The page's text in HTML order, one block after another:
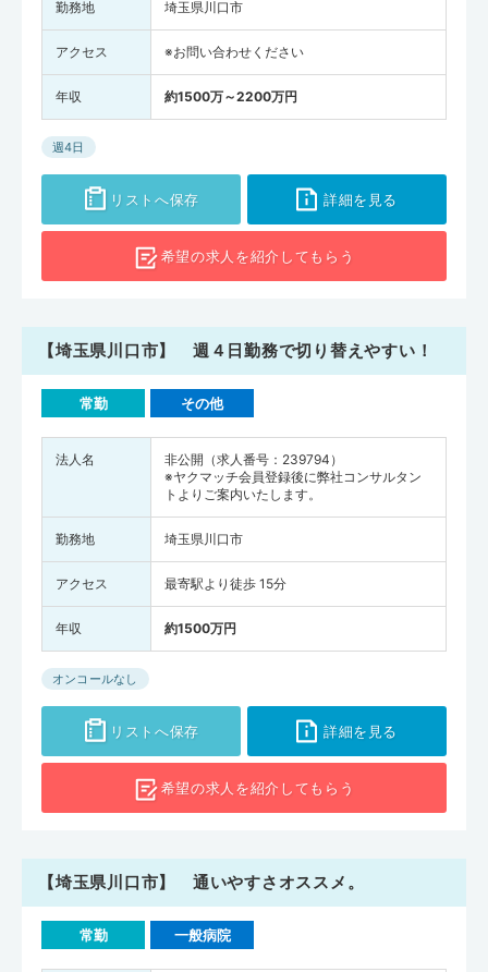
勤務地 埼玉県川口市
アクセス ※お問い合わせください
年収 約1500万～2200万円
週4日
リストへ保存 詳細を見る
希望の求人を紹介してもらう
【埼玉県川口市】 週４日勤務で切り替えやすい！
常勤 その他
法人名
非公開（求人番号：239794）
※ヤクマッチ会員登録後に弊社コンサルタン
トよりご案内いたします。
勤務地 埼玉県川口市
アクセス 最寄駅より徒歩 15分
年収 約1500万円
オンコールなし
リストへ保存 詳細を見る
希望の求人を紹介してもらう
【埼玉県川口市】 通いやすさオススメ。
常勤 一般病院